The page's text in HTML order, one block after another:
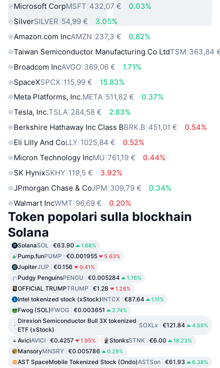
Microsoft CorpMSFT 432,07 €
0.03%
SilverSILVER 54,99 €
3.05%
Amazon.com IncAMZN 237,3 €
0.82%
Taiwan Semiconductor Manufacturing Co LtdTSM 363,84
Broadcom IncAVGO 369,06 €
1.71%
SpaceXSPCX 115,99 €
15.83%
Meta Platforms, Inc.META 511,82 €
0.37%
Tesla, Inc.TSLA 284,58 €
2.83%
Berkshire Hathaway Inc Class BBRK.B 451,01 €
0.54%
Eli Lilly And CoLLY 1025,84 €
0.52%
Micron Technology IncMU 761,19 €
0.44%
SK HynixSKHY 119,5 €
3.92%
JPmorgan Chase & CoJPM 309,79 €
0.34%
Walmart IncWMT 96,69 € 0.20%
Token popolari sulla blockhain
Solana
SolanaSOL €63.90 1.68%
Pump.funPUMP €0.001955 5.63%
JupiterJUP €0.156 0.41%
Pudgy PenguinsPENGU €0.005284 1.76%
OFFICIAL TRUMPTRUMP €1.28 1.28%
Intel tokenized stock (xStock)INTCX €87.64 1.11%
Fwog (SOL)FWOG €0.003651 2.74%
Direxion Semiconductor Bull 3X tokenized
ETF (xStock)
SOXLx €121.84 4.59%
AviciAVICI €0.4257 1.95% StonksSTNK €6.00 18.23%
MansoryMNSRY €0.005786 0.29%
AST SpaceMobile Tokenized Stock (Ondo)ASTSon €61.93 6.38%